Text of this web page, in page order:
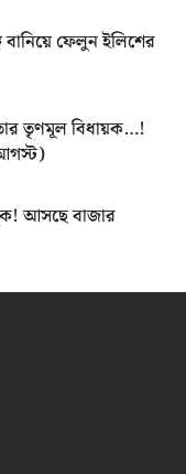
বানিয়ে ফেলুন ইলিশের
তৃণমূল বিধায়ক…!
আসছে বাজার